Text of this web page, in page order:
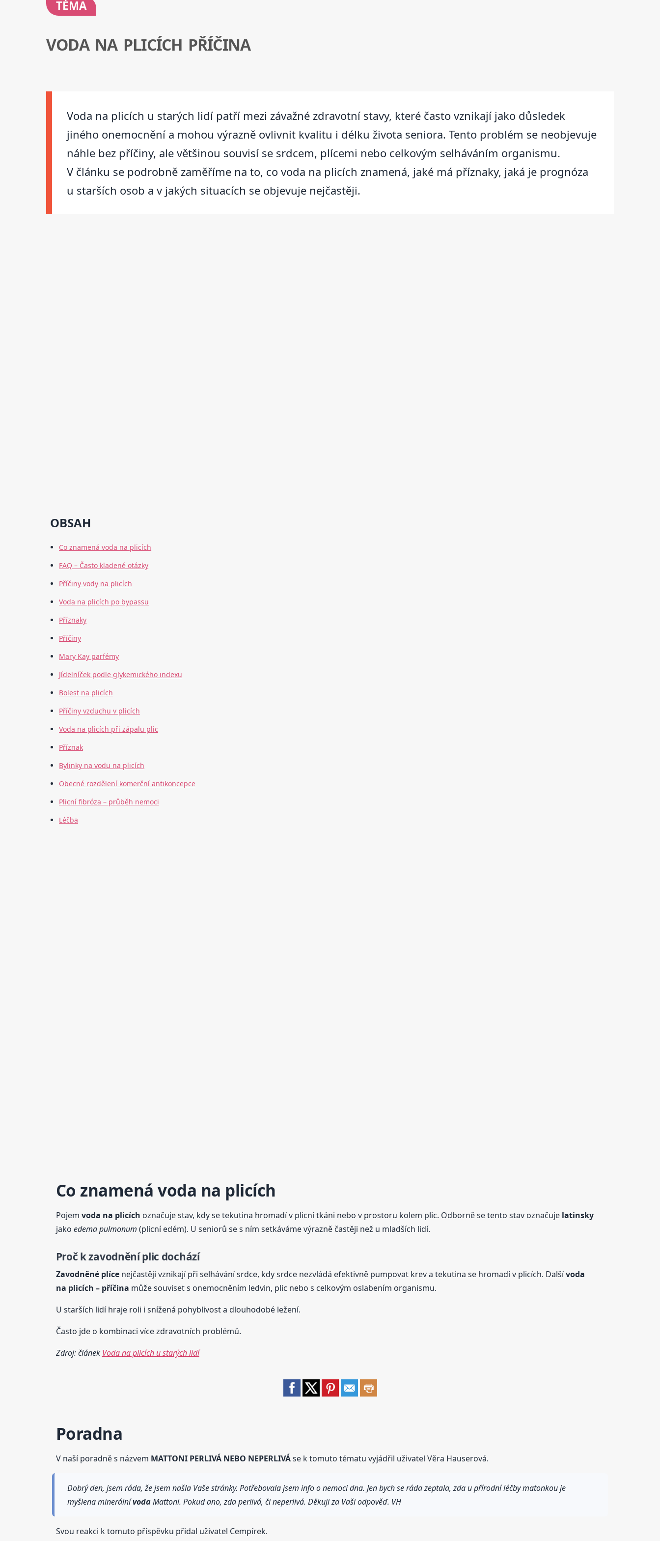
TÉMA
VODA NA PLICÍCH PŘÍČINA
Voda na plicích u starých lidí patří mezi závažné zdravotní stavy, které často vznikají jako důsledek
jiného onemocnění a mohou výrazně ovlivnit kvalitu i délku života seniora. Tento problém se neobjevuje
náhle bez příčiny, ale většinou souvisí se srdcem, plícemi nebo celkovým selháváním organismu.
V článku se podrobně zaměříme na to, co voda na plicích znamená, jaké má příznaky, jaká je prognóza
u starších osob a v jakých situacích se objevuje nejčastěji.
OBSAH
Co znamená voda na plicích
FAQ – Často kladené otázky
Příčiny vody na plicích
Voda na plicích po bypassu
Příznaky
Příčiny
Mary Kay parfémy
Jídelníček podle glykemického indexu
Bolest na plicích
Příčiny vzduchu v plicích
Voda na plicích při zápalu plic
Příznak
Bylinky na vodu na plicích
Obecné rozdělení komerční antikoncepce
Plicní fibróza – průběh nemoci
Léčba
Co znamenávoda na plicích
Pojem voda na plicích označuje stav, kdy se tekutina hromadí v plicní tkáni nebo v prostoru kolem plic. Odborně se tento stav označuje latinsky
jako edema pulmonum (plicní edém). U seniorů se s ním setkáváme výrazně častěji než u mladších lidí.
Proč k zavodnění plic dochází
Zavodněné plícenejčastěji vznikají při selhávání srdce, kdy srdce nezvládá efektivně pumpovat krev a tekutina se hromadí v plicích. Dalšívoda
na plicích – příčina může souviset s onemocněním ledvin, plic nebo s celkovým oslabením organismu.
U starších lidí hraje roli i snížená pohyblivost a dlouhodobé ležení.
Často jde o kombinaci více zdravotních problémů.
Zdroj: článek Voda na plicích u starých lidí
Poradna
V naší poradně s názvem MATTONI PERLIVÁ NEBO NEPERLIVÁse k tomuto tématu vyjádřil uživatel Věra Hauserová.
Dobrý den, jsem ráda, že jsem našla Vaše stránky. Potřebovala jsem info o nemoci dna. Jen bych se ráda zeptala, zda u přírodní léčby matonkou je
myšlena minerálnívodaMattoni. Pokud ano, zda perlivá, či neperlivá. Děkuji za Vaši odpověď. VH
Svou reakci k tomuto příspěvku přidal uživatel Cempírek.